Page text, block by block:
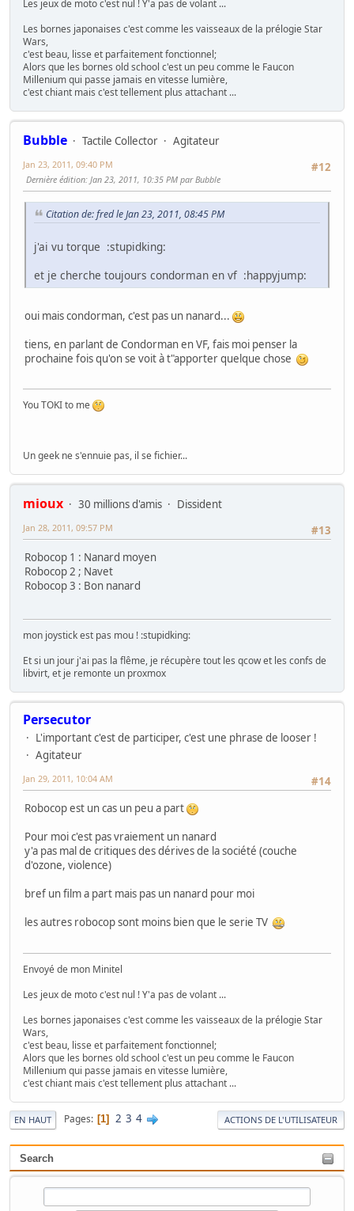
Search
Les jeux de moto c'est nul ! Y'a pas de volant ...
Les bornes japonaises c'est comme les vaisseaux de la prélogie Star
Wars,
c'est beau, lisse et parfaitement fonctionnel;
Alors que les bornes old school c'est un peu comme le Faucon
Millenium qui passe jamais en vitesse lumière,
c'est chiant mais c'est tellement plus attachant ...
Bubble Tactile Collector
Agitateur
#12
Jan 23, 2011, 09:40 PM
Dernière édition: Jan 23, 2011, 10:35 PM par Bubble
Citation de: fred le Jan 23, 2011, 08:45 PM
j'ai vu torque :stupidking:
et je cherche toujours condorman en vf :happyjump:
oui mais condorman, c'est pas un nanard...
tiens, en parlant de Condorman en VF, fais moi penser la
prochaine fois qu'on se voit à t"apporter quelque chose
You TOKI to me
Un geek ne s'ennuie pas, il se fichier...
mioux 30 millions d'amis
Dissident
#13
Jan 28, 2011, 09:57 PM
Robocop 1 : Nanard moyen
Robocop 2 ; Navet
Robocop 3 : Bon nanard
mon joystick est pas mou ! :stupidking:
Et si un jour j'ai pas la flême, je récupère tout les qcow et les confs de
libvirt, et je remonte un proxmox
Persecutor
L'important c'est de participer, c'est une phrase de looser !
Agitateur
#14
Jan 29, 2011, 10:04 AM
Robocop est un cas un peu a part
Pour moi c'est pas vraiement un nanard
y'a pas mal de critiques des dérives de la société (couche
d'ozone, violence)
bref un film a part mais pas un nanard pour moi
les autres robocop sont moins bien que le serie TV
Envoyé de mon Minitel
Les jeux de moto c'est nul ! Y'a pas de volant ...
Les bornes japonaises c'est comme les vaisseaux de la prélogie Star
Wars,
c'est beau, lisse et parfaitement fonctionnel;
Alors que les bornes old school c'est un peu comme le Faucon
Millenium qui passe jamais en vitesse lumière,
c'est chiant mais c'est tellement plus attachant ...
EN HAUT Pages 1 2 3 4 ACTIONS DE L'UTILISATEUR